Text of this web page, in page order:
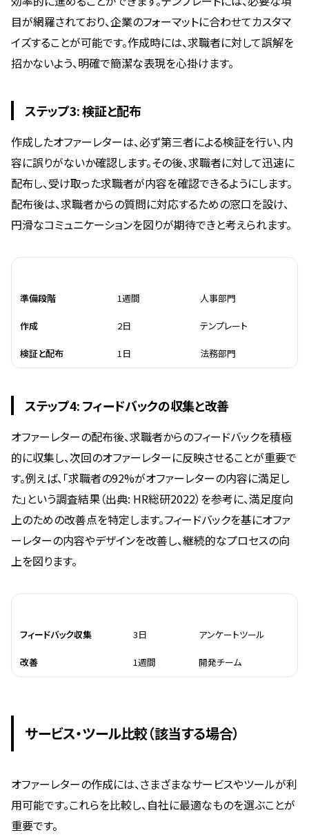
目が網羅されており、企業のフォーマットに合わせてカスタマ
イズすることが可能です。作成時には、求職者に対して誤解を
招かないよう、明確で簡潔な表現を心掛けます。
ステップ3: 検証と配布
作成したオファーレターは、必ず第三者による検証を行い、内
容に誤りがないか確認します。その後、求職者に対して迅速に
配布し、受け取った求職者が内容を確認できるようにします。
配布後は、求職者からの質問に対応するための窓口を設け、
円滑なコミュニケーションを図りが期待できと考えられます。
準備段階 1週間 人事部門
作成 2日 テンプレート
検証と配布 1日 法務部門
ステップ4: フィードバックの収集と改善
オファーレターの配布後、求職者からのフィードバックを積極
的に収集し、次回のオファーレターに反映させることが重要で
す。例えば、「求職者の92%がオファーレターの内容に満足し
た」という調査結果（出典: HR総研2022）を参考に、満足度向
上のための改善点を特定します。フィードバックを基にオファ
ーレターの内容やデザインを改善し、継続的なプロセスの向
上を図ります。
フィードバック収集 3日 アンケートツール
改善 1週間 開発チーム
サービス・ツール比較（該当する場合）
オファーレターの作成には、さまざまなサービスやツールが利
用可能です。これらを比較し、自社に最適なものを選ぶことが
重要です。